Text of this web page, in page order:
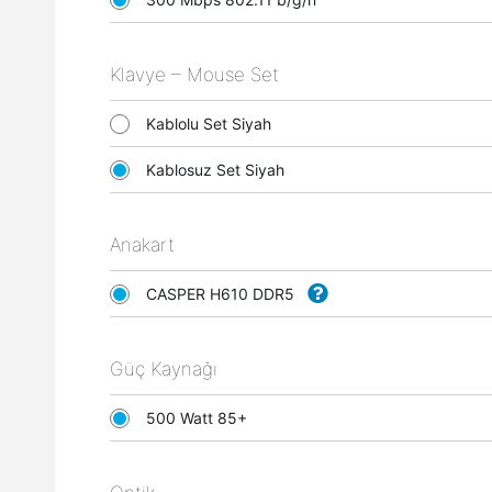
Klavye – Mouse Set
Kablolu Set Siyah
Kablosuz Set Siyah
Anakart
CASPER H610 DDR5
Güç Kaynağı
500 Watt 85+